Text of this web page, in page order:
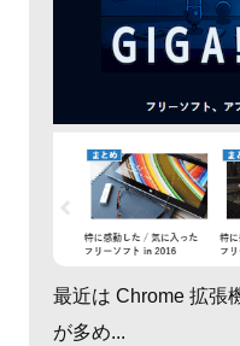
最近は Chrome 拡張
が多め...